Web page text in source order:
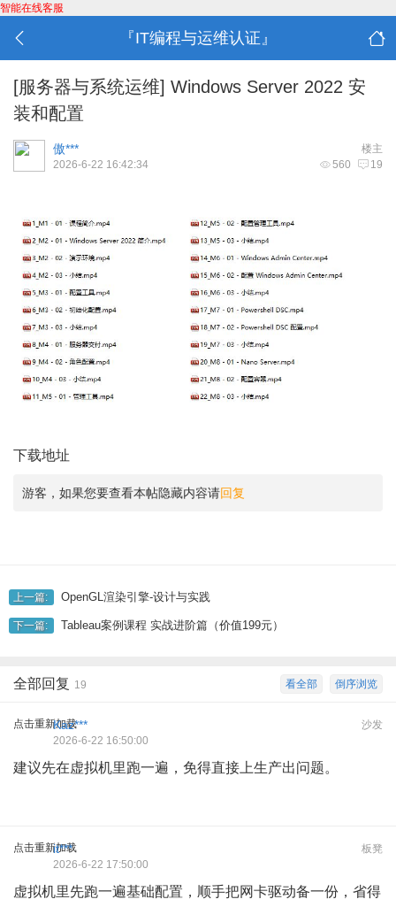
智能在线客服
『IT编程与运维认证』
[服务器与系统运维] Windows Server 2022 安
装和配置
楼主
傲***
560 19
2026-6-22 16:42:34
下载地址
游客，如果您要查看本帖隐藏内容请回复
上一篇: OpenGL渲染引擎-设计与实践
下一篇: Tableau案例课程 实战进阶篇（价值199元）
倒序浏览
看全部
全部回复 19
点击重新加载 沙发
Kaz***
2026-6-22 16:50:00
建议先在虚拟机里跑一遍，免得直接上生产出问题。
点击重新加载 板凳
it***
2026-6-22 17:50:00
虚拟机里先跑一遍基础配置，顺手把网卡驱动备一份，省得